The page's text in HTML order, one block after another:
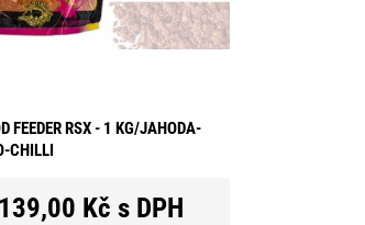
FEEDER RSX - 1 KG/JAHODA-
CHILLI
139,00 Kč s DPH